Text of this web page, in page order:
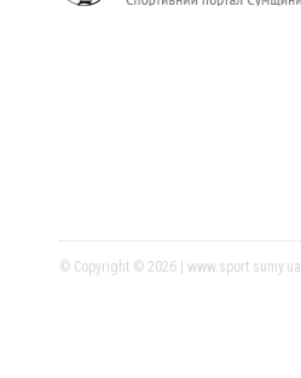
© Copyright © 2026 | www.sport.sumy.ua